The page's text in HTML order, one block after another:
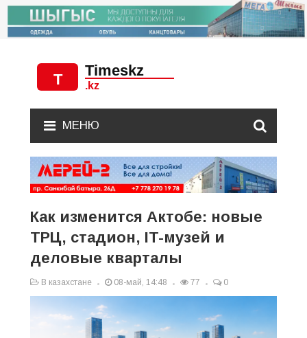
МЕНЮ
Как изменится Актобе: новые
ТРЦ, стадион, IT-музей и
деловые кварталы
В казахстане 08-май, 14:48 77 0